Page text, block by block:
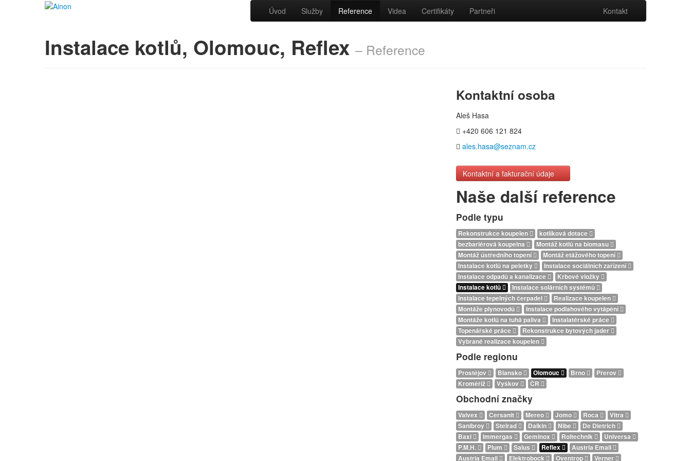
Úvod Služby Reference Videa Certifikáty Partneři Kontakt
Instalace kotlů, Olomouc, Reflex – Reference
Kontaktní osoba
Aleš Hasa
+420 606 121 824
ales.hasa@seznam.cz
Kontaktní a fakturační údaje
Naše další reference
Podle typu
Rekonstrukce koupelen
kotlíková dotace
bezbariérová koupelna
Montáž kotlů na biomasu
Montáž ústředního topení
Montáž etážového topení
Instalace kotlů na peletky
Instalace sociálních zařízení
Instalace odpadů a kanalizace
Krbové vložky
Instalace kotlů
Instalace solárních systémů
Instalace tepelných čerpadel
Realizace koupelen
Montáže plynovodů
Instalace podlahového vytápění
Montáže kotlů na tuhá paliva
Instalatérské práce
Topenářské práce
Rekonstrukce bytových jader
Vybrané realizace koupelen
Podle regionu
Prostějov Blansko Olomouc Brno
Přerov
Kroměříž
Vyškov ČR
Obchodní značky
Valvex Cersanit Mereo Jomo Roca
Vitra
Sanibroy
Stelrad Daikin Nibe
De Dietrich
Baxi
Immergas Geminox Roltechnik
Universa
P.M.H.
Plum Salus Reflex
Austria Email
Austria Email
Elektrobock Oventrop Verner